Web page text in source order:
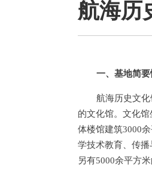
航海历
一、基地简
航海历史文
的文化馆。文化
体楼馆建筑3000
学技术教育、传
另有5000余平方